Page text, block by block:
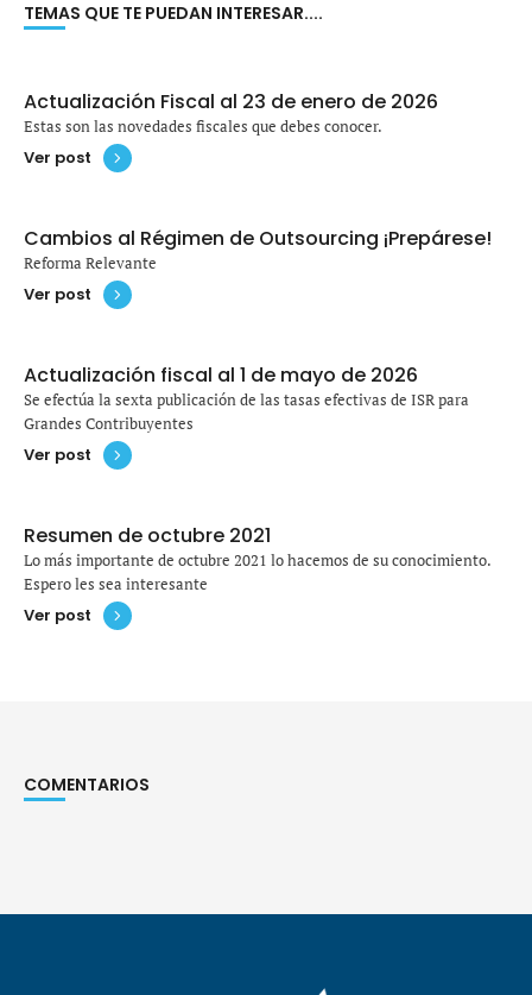
TEMAS QUE TE PUEDAN INTERESAR....
Actualización Fiscal al 23 de enero de 2026
Estas son las novedades fiscales que debes conocer.
Ver post
Cambios al Régimen de Outsourcing ¡Prepárese!
Reforma Relevante
Ver post
Actualización fiscal al 1 de mayo de 2026
Se efectúa la sexta publicación de las tasas efectivas de ISR para
Grandes Contribuyentes
Ver post
Resumen de octubre 2021
Lo más importante de octubre 2021 lo hacemos de su conocimiento.
Espero les sea interesante
Ver post
COMENTARIOS